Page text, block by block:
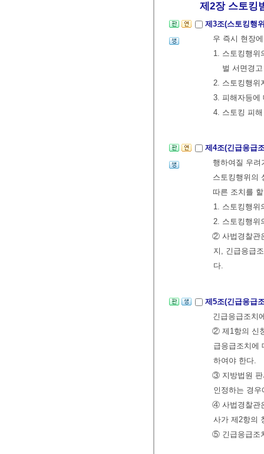
제2장 스토킹범
제3조(스토킹행
우 즉시 현장
1. 스토킹행위
벌 서면경고
2. 스토킹행위
3. 피해자등에
4. 스토킹 피
제4조(긴급응급
행하여질 우려
스토킹행위의
따른 조치를
1. 스토킹행위
2. 스토킹행위
② 사법경찰관
지, 긴급응급
다.
제5조(긴급응급
긴급응급조치
② 제1항의 신
급응급조치에
하여야 한다.
③ 지방법원 판
인정하는 경
④ 사법경찰관
사가 제2항의
⑤ 긴급응급조